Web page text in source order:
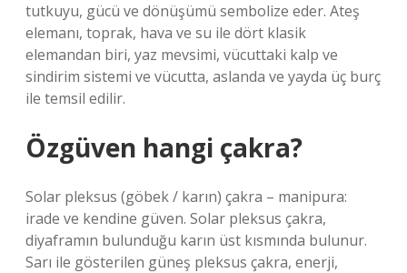
tutkuyu, gücü ve dönüşümü sembolize eder. Ateş
elemanı, toprak, hava ve su ile dört klasik
elemandan biri, yaz mevsimi, vücuttaki kalp ve
sindirim sistemi ve vücutta, aslanda ve yayda üç burç
ile temsil edilir.
Özgüven hangi çakra?
Solar pleksus (göbek / karın) çakra – manipura:
irade ve kendine güven. Solar pleksus çakra,
diyaframın bulunduğu karın üst kısmında bulunur.
Sarı ile gösterilen güneş pleksus çakra, enerji,